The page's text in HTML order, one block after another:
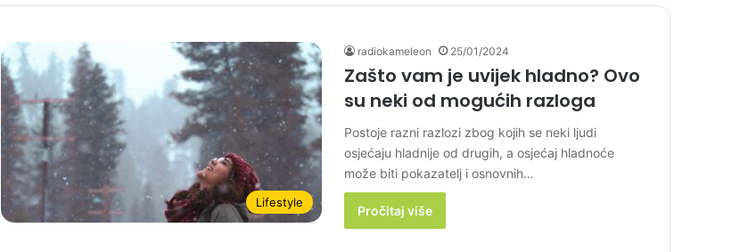
Lifestyle
radiokameleon 25/01/2024
Zašto vam je uvijek hladno? Ovo
su neki od mogućih razloga
Postoje razni razlozi zbog kojih se neki ljudi
osjećaju hladnije od drugih, a osjećaj hladnoće
može biti pokazatelj i osnovnih…
Pročitaj više